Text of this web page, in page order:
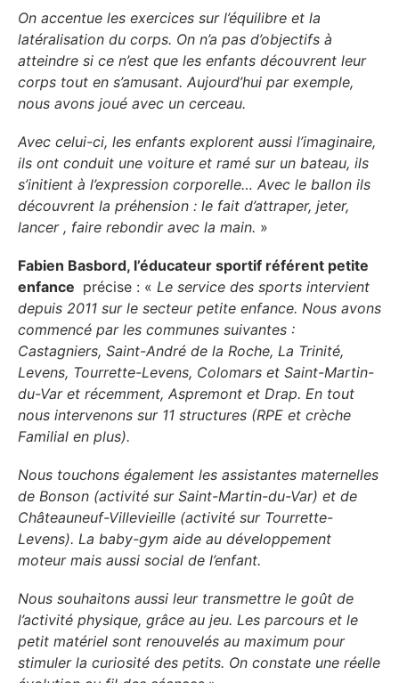
On accentue les exercices sur l’équilibre et la
latéralisation du corps. On n’a pas d’objectifs à
atteindre si ce n’est que les enfants découvrent leur
corps tout en s’amusant. Aujourd’hui par exemple,
nous avons joué avec un cerceau.
Avec celui-ci, les enfants explorent aussi l’imaginaire,
ils ont conduit une voiture et ramé sur un bateau, ils
s’initient à l’expression corporelle… Avec le ballon ils
découvrent la préhension : le fait d’attraper, jeter,
lancer , faire rebondir avec la main. »
Fabien Basbord, l’éducateur sportif référent petite
enfance précise : « Le service des sports intervient
depuis 2011 sur le secteur petite enfance. Nous avons
commencé par les communes suivantes :
Castagniers, Saint-André de la Roche, La Trinité,
Levens, Tourrette-Levens, Colomars et Saint-Martin-
du-Var et récemment, Aspremont et Drap. En tout
nous intervenons sur 11 structures (RPE et crèche
Familial en plus).
Nous touchons également les assistantes maternelles
de Bonson (activité sur Saint-Martin-du-Var) et de
Châteauneuf-Villevieille (activité sur Tourrette-
Levens). La baby-gym aide au développement
moteur mais aussi social de l’enfant.
Nous souhaitons aussi leur transmettre le goût de
l’activité physique, grâce au jeu. Les parcours et le
petit matériel sont renouvelés au maximum pour
stimuler la curiosité des petits. On constate une réelle